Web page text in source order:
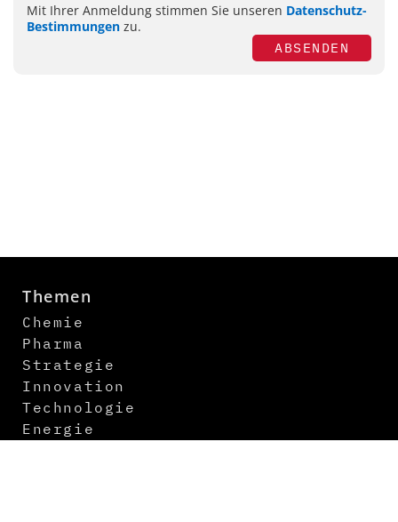
Mit Ihrer Anmeldung stimmen Sie unseren Datenschutz-
Bestimmungen zu.
ABSENDEN
Themen
Chemie
Pharma
Strategie
Innovation
Technologie
Energie